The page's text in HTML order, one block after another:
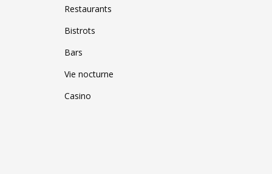
Restaurants
Bistrots
Bars
Vie nocturne
Casino